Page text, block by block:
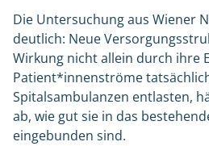
Die Untersuchung aus Wiener
deutlich: Neue
Wirkung nicht allein durch ihre
Patient*innenströme
Spitalsambulanzen entlasten,
ab, wie gut sie in das
eingebunden sind.